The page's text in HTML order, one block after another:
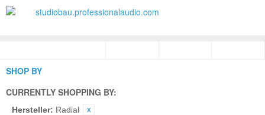
SHOP BY
CURRENTLY SHOPPING BY:
Hersteller: Radial